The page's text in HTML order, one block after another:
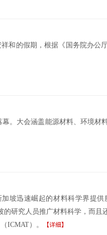
和的假期，根据《国务院办公
。大会涵盖能源材料、环境
坡迅速崛起的材料科学界提
研究人员推广材料科学，而
ICMAT）。
【详细】